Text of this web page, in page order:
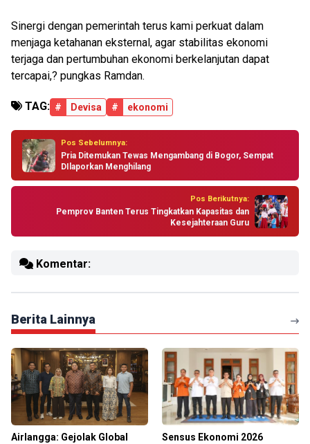
Sinergi dengan pemerintah terus kami perkuat dalam
menjaga ketahanan eksternal, agar stabilitas ekonomi
terjaga dan pertumbuhan ekonomi berkelanjutan dapat
tercapai,? pungkas Ramdan.
TAG: # Devisa # ekonomi
Pos Sebelumnya:
Pria Ditemukan Tewas Mengambang di Bogor, Sempat
DIlaporkan Menghilang
Pos Berikutnya:
Pemprov Banten Terus Tingkatkan Kapasitas dan
Kesejahteraan Guru
Komentar:
Berita Lainnya
Airlangga: Gejolak Global
Sensus Ekonomi 2026